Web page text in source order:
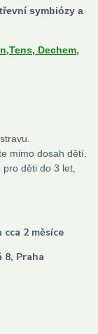
symbiózy a
Tens, Dechem,
mimo dosah dětí.
děti do 3 let,
2 měsíce
Praha